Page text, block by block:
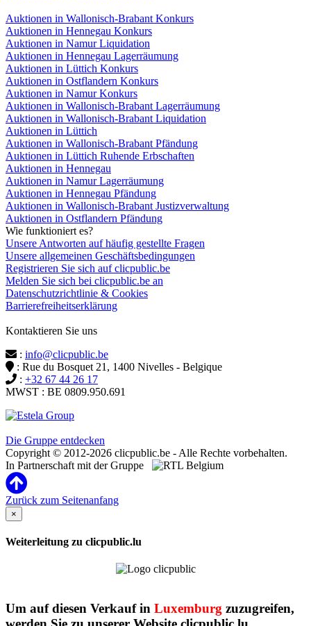
Auktionen in Wallonisch-Brabant Konkurs
Auktionen in Hennegau Konkurs
Auktionen in Namur Liquidation
Auktionen in Hennegau Lagerräumung
Auktionen in Lüttich Konkurs
Auktionen in Ostflandern Konkurs
Auktionen in Namur Konkurs
Auktionen in Wallonisch-Brabant Lagerräumung
Auktionen in Wallonisch-Brabant Liquidation
Auktionen in Lüttich
Auktionen in Wallonisch-Brabant Pfändung
Auktionen in Lüttich Ruhende Erbschaften
Auktionen in Hennegau
Auktionen in Namur Lagerräumung
Auktionen in Hennegau Pfändung
Auktionen in Wallonisch-Brabant Justizverwaltung
Auktionen in Ostflandern Pfändung
Wie funktioniert es?
Unsere Antworten auf häufig gestellte Fragen
Unsere allgemeinen Geschäftsbedingungen
Registrieren Sie sich auf clicpublic.be
Melden Sie sich bei clicpublic.be an
Datenschutzrichtlinie & Cookies
Barrierefreiheitserklärung
Kontaktieren Sie uns
: info@clicpublic.be
: Rue du Bosquet 21, 1400 Nivelles - Belgique
: +32 67 44 26 17
MWST : BE 0809.950.691
Die Gruppe entdecken
Copyright © 2012-2026 clicpublic.be - Alle Rechte vorbehalten.
In Partnerschaft mit der Gruppe
Zurück zum Seitenanfang
×
Weiterleitung zu clicpublic.lu
Um auf diesen Verkauf in Luxemburg zuzugreifen,